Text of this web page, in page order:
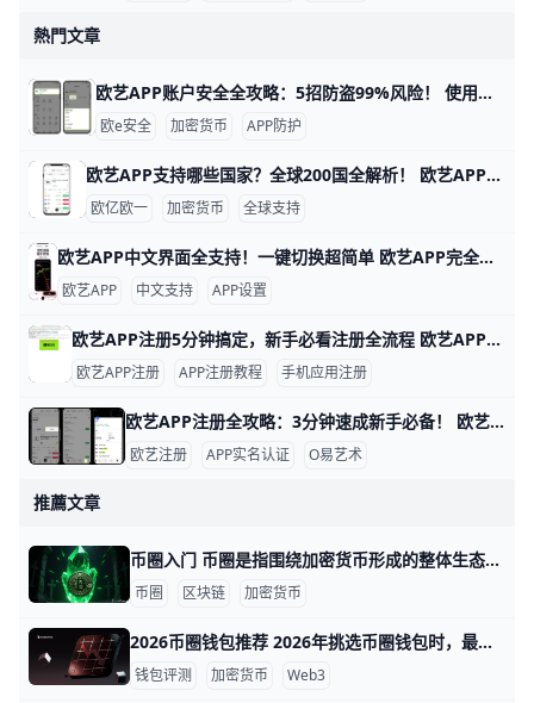
熱門文章
欧艺APP账户安全全攻略：5招防盗99%风险！ 使用欧艺APP时，账户安全非常重要。欧艺APP（也叫OK交易所鸥易）是热门的加密货币交易平台，每天有数百万用户登录交易。根据官方数据，开启安全设置的用户，账户被盗风险可降低90%以上。 比如，如果你忘记设置双重验证，坏人可能用猜到的密码直接登录，但设置后他们就进不去了。​
欧e安全 加密货币 APP防护
欧艺APP支持哪些国家？全球200国全解析！ 欧艺APP（也就是O易Oyi的交易应用）支持全球近200个国家和地区使用，但有些地方因为监管规则有限制。 比如亚洲的用户在越南、菲律宾、泰国、新加坡、中国香港、台湾、韩国和日本这些地方都能正常下载、注册和交易。 欧洲用户如英国、法国、西班牙、荷兰和俄罗斯也能轻松使用，支持法币充值和多种加密货币买卖。
欧亿欧一 加密货币 全球支持
欧艺APP中文界面全支持！一键切换超简单 欧艺APP完全支持中文界面，这让很多用户用起来很方便。根据官方指南和用户反馈，APP内有简体中文和繁体中文选项，能覆盖大部分交易和设置页面。例如，进入“我的”页面后，你会看到“语言”或“Language”按钮，一键切换后界面马上变成中文。
欧艺APP 中文支持 APP设置
欧艺APP注册5分钟搞定，新手必看注册全流程 欧艺APP注册其实非常简单，只要跟着几个关键步骤，基本能在几分钟内完成。对新手来说，最重要的是选对下载渠道、正确填写基本信息，并尽快开启安全保护功能。这样不仅能快速拿到账户，还能让登录和使用过程更安心。
欧艺APP注册 APP注册教程 手机应用注册
欧艺APP注册全攻略：3分钟速成新手必备！ 欧艺APP注册过程简单快速，通常只需几分钟就能完成。基本需要手机号或邮箱地址作为账号，比如用你的常用手机号“138XXXXXXX”或“”来注册，还得设置一个强密码，包含大小写字母、数字和符号，例如“Abc123!@#”。这些信息能帮你快速创建账户并接收验证码验证。
欧艺注册 APP实名认证 O易艺术
推薦文章
币圈入门 币圈是指围绕加密货币形成的整体生态，目前全球已有超过2亿加密货币用户（数据来源：Crypto.com 2025报告）。例如，比特币在2021年曾突破6万美元一枚，引发大量投资者进入市场。币圈不仅仅是买卖数字货币，还包括交易平台（如Binance日交易量常超100亿美元）、区块链项目开发以及新兴的Web3应用，因此它既是金融市场的一部分，也是科技创新领域的重要组成。
币圈 区块链 加密货币
2026币圈钱包推荐 2026年挑选币圈钱包时，最实用的思路是按使用场景来选，而不是只看名气。比如，Ledger 和 Trezor 更适合长期存放大额资产，因为它们属于冷钱包，安全性更高；MetaMask、Trust Wallet、Coinbase Wallet 这类热钱包更适合日常转账、连接 DApp 和参与 DeFi；如果你常用 Solana 生态，Phantom 会更顺手，而中文用户做多链管理时，imToken 也很常见，整体操作更直观。
钱包评测 加密货币 Web3